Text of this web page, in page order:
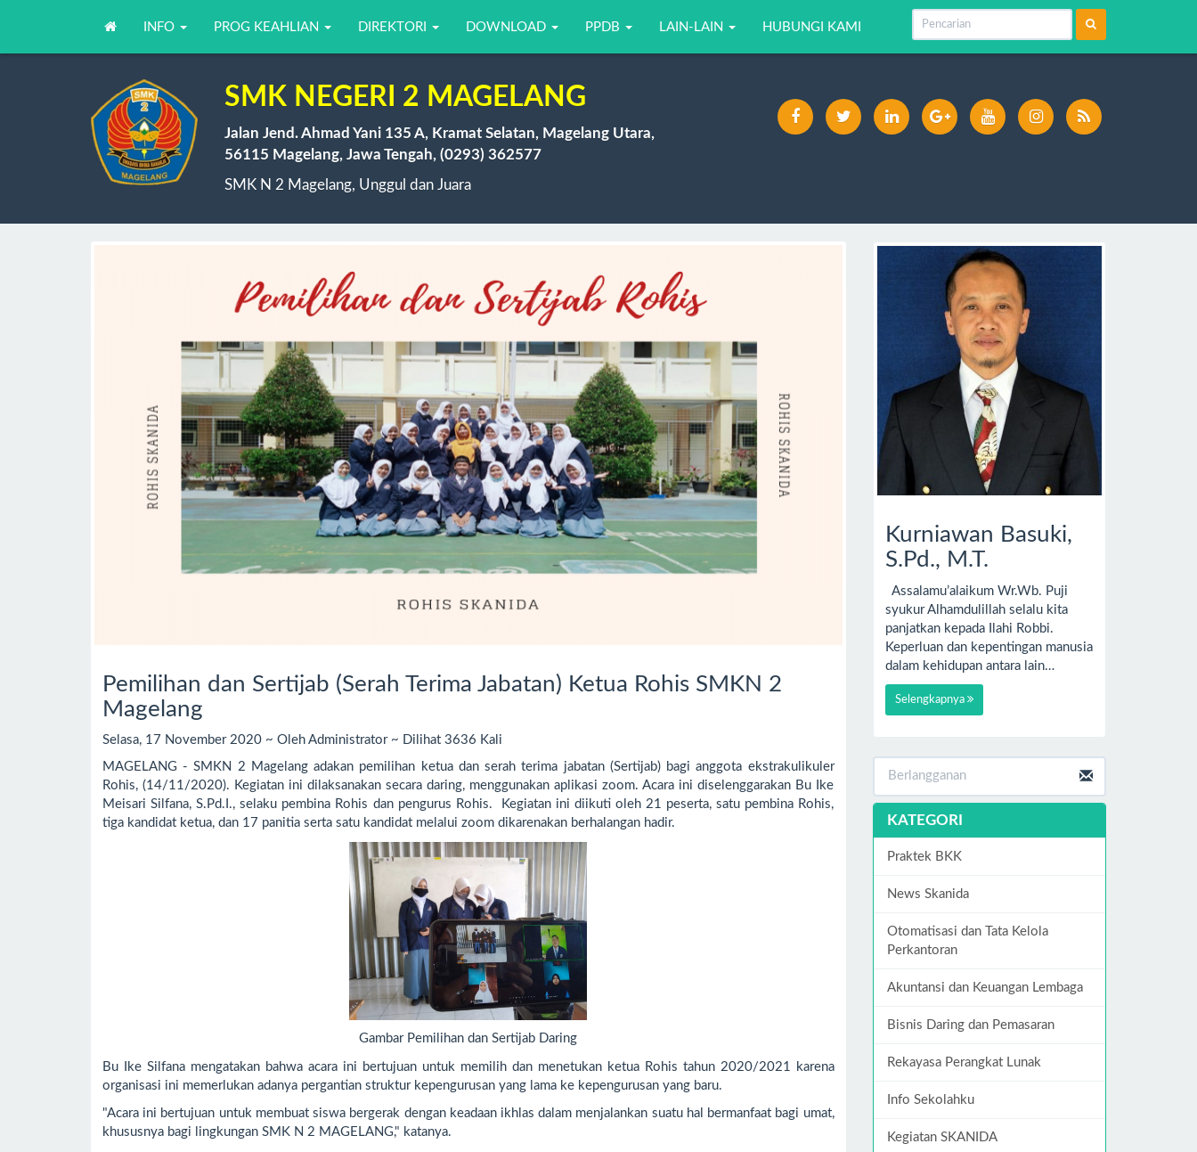
INFO PROG KEAHLIAN DIREKTORI DOWNLOAD PPDB LAIN-LAIN HUBUNGI KAMI
SMK NEGERI 2 MAGELANG
Jalan Jend. Ahmad Yani 135 A, Kramat Selatan, Magelang Utara,
56115 Magelang, Jawa Tengah, (0293) 362577
SMK N 2 Magelang, Unggul dan Juara
Pemilihan dan Sertijab (Serah Terima Jabatan) Ketua Rohis SMKN 2
Magelang
Selasa, 17 November 2020 ~ Oleh Administrator ~ Dilihat 3636 Kali
MAGELANG - SMKN 2 Magelang adakan pemilihan ketua dan serah terima jabatan (Sertijab) bagi anggota ekstrakulikuler
Rohis, (14/11/2020). Kegiatan ini dilaksanakan secara daring, menggunakan aplikasi zoom. Acara ini diselenggarakan Bu Ike
Meisari Silfana, S.Pd.I., selaku pembina Rohis dan pengurus Rohis. Kegiatan ini diikuti oleh 21 peserta, satu pembina Rohis,
tiga kandidat ketua, dan 17 panitia serta satu kandidat melalui zoom dikarenakan berhalangan hadir.
Gambar Pemilihan dan Sertijab Daring
Bu Ike Silfana mengatakan bahwa acara ini bertujuan untuk memilih dan menetukan ketua Rohis tahun 2020/2021 karena
organisasi ini memerlukan adanya pergantian struktur kepengurusan yang lama ke kepengurusan yang baru.
"Acara ini bertujuan untuk membuat siswa bergerak dengan keadaan ikhlas dalam menjalankan suatu hal bermanfaat bagi umat,
khususnya bagi lingkungan SMK N 2 MAGELANG," katanya.
Kurniawan Basuki,
S.Pd., M.T.
Assalamu’alaikum Wr.Wb. Puji
syukur Alhamdulillah selalu kita
panjatkan kepada Ilahi Robbi.
Keperluan dan kepentingan manusia
dalam kehidupan antara lain…
Selengkapnya
KATEGORI
Praktek BKK
News Skanida
Otomatisasi dan Tata Kelola
Perkantoran
Akuntansi dan Keuangan Lembaga
Bisnis Daring dan Pemasaran
Rekayasa Perangkat Lunak
Info Sekolahku
Kegiatan SKANIDA